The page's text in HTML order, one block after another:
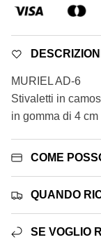
MURIEL AD-6
Stivaletti in
in gomma di 4 cm
COME
QUANDO
SE VOGLIO